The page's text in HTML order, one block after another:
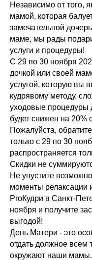
Независимо от того,
мамой, которая
замечательной
маме, мы рады
услуги и процедуры!
С 29 по 30 ноября
дочкой или своей
услугой, которую вы
кудрявому методу,
уходовые процедуры
будет снижен на 20%
Пожалуйста,
только с 29 по 30
распространяется
Скидки не
Не упустите
моменты релаксации
ProКудри в Санкт-
ноября и получите
выгодой!
День Матери - это
отдать должное всем
окружают наши мамы.